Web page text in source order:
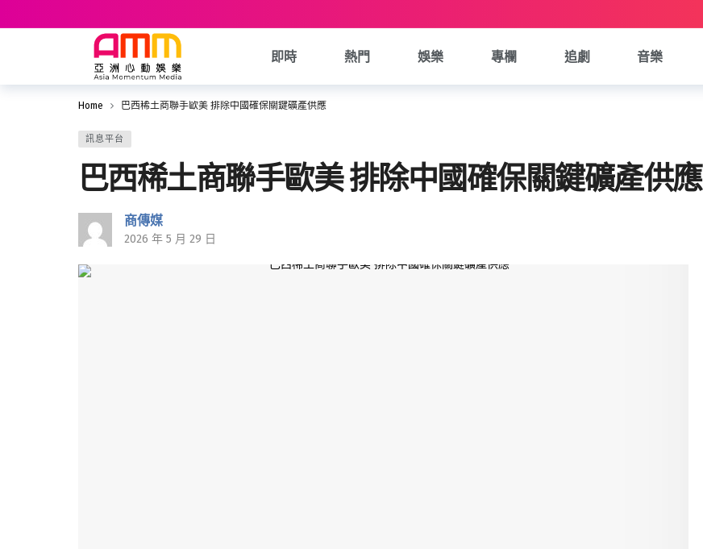
即時 熱門 娛樂 專欄 追劇 音樂
Home 巴西稀土商聯手歐美 排除中國確保關鍵礦產供應
訊息平台
巴西稀土商聯手歐美 排除中國確保關鍵礦產供應
商傳媒
2026 年 5 月 29 日